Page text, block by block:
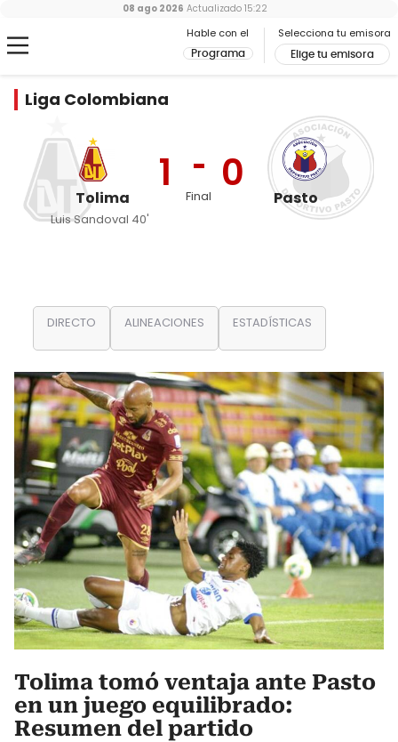
Hable con el
Programa
Selecciona tu emisora
Elige tu emisora
08 ago 2026 Actualizado 15:22
Liga Colombiana
Tolima
1
Luis Sandoval 40'
Pasto
0
Final
DIRECTO ALINEACIONES ESTADÍSTICAS
Tolima tomó ventaja ante Pasto
en un juego equilibrado:
Resumen del partido